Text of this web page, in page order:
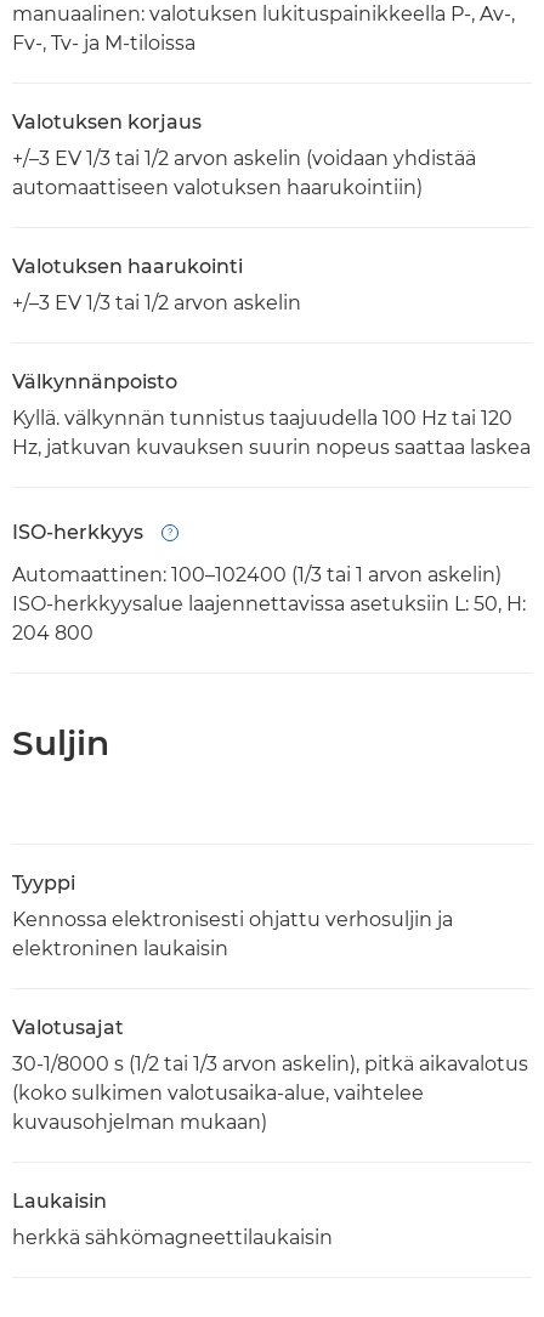
manuaalinen: valotuksen lukituspainikkeella P-, Av-,
Fv-, Tv- ja M-tiloissa
Valotuksen korjaus
+/–3 EV 1/3 tai 1/2 arvon askelin (voidaan yhdistää
automaattiseen valotuksen haarukointiin)
Valotuksen haarukointi
+/–3 EV 1/3 tai 1/2 arvon askelin
Välkynnänpoisto
Kyllä. välkynnän tunnistus taajuudella 100 Hz tai 120
Hz, jatkuvan kuvauksen suurin nopeus saattaa laskea
ISO-herkkyys
Automaattinen: 100–102400 (1/3 tai 1 arvon askelin)
ISO-herkkyysalue laajennettavissa asetuksiin L: 50, H:
204 800
Suljin
Tyyppi
Kennossa elektronisesti ohjattu verhosuljin ja
elektroninen laukaisin
Valotusajat
30-1/8000 s (1/2 tai 1/3 arvon askelin), pitkä aikavalotus
(koko sulkimen valotusaika-alue, vaihtelee
kuvausohjelman mukaan)
Laukaisin
herkkä sähkömagneettilaukaisin